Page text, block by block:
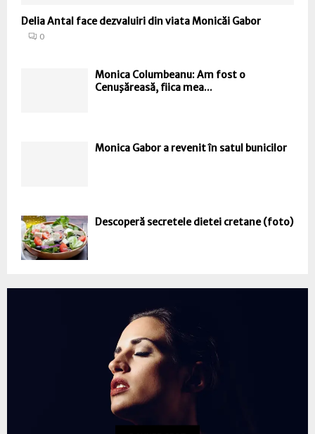
Delia Antal face dezvaluiri din viata Monicăi Gabor
0
Monica Columbeanu: Am fost o
Cenuşăreasă, fiica mea...
Monica Gabor a revenit în satul bunicilor
Descoperă secretele dietei cretane (foto)